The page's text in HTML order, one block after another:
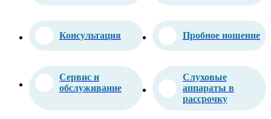
Консультация Пробное ношение
Сервис и
обслуживание
Слуховые
аппараты в
рассрочку